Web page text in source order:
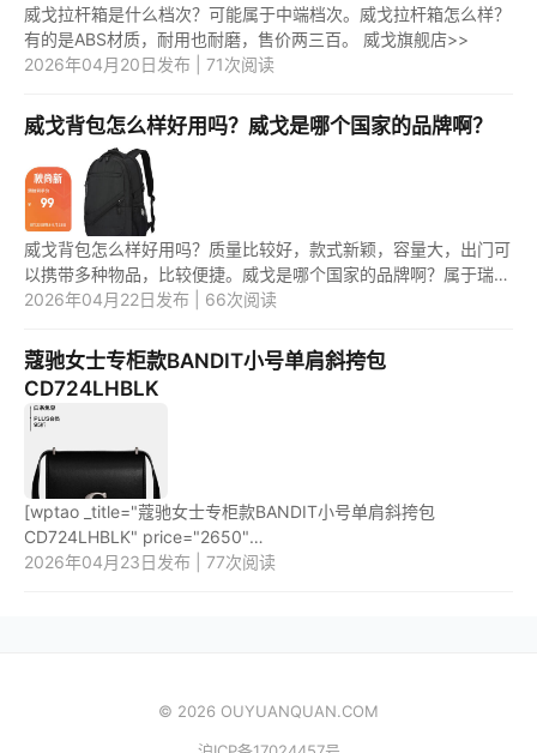
威戈拉杆箱是什么档次？可能属于中端档次。威戈拉杆箱怎么样？
有的是ABS材质，耐用也耐磨，售价两三百。 威戈旗舰店>>
2026年04月20日发布 | 71次阅读
威戈背包怎么样好用吗？威戈是哪个国家的品牌啊？
威戈背包怎么样好用吗？质量比较好，款式新颖，容量大，出门可
以携带多种物品，比较便捷。威戈是哪个国家的品牌啊？属于瑞士
的牌子，知名度较高。 1.威戈背包怎么样好用吗？ 威戈背包质量
2026年04月22日发布 | 66次阅读
蔻驰女士专柜款BANDIT小号单肩斜挎包
CD724LHBLK
[wptao _title="蔻驰女士专柜款BANDIT小号单肩斜挎包
CD724LHBLK" price="2650"
url="https://item.jd.com/100063983449.html"
2026年04月23日发布 | 77次阅读
© 2026 OUYUANQUAN.COM